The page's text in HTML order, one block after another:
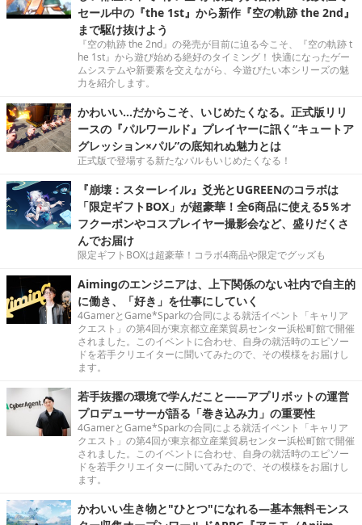
セール中の『the 1st』から新作『空の軌跡 the 2nd』
まで駆け抜けよう
『空の軌跡 the 2nd』の発売が目前に迫る今こそ、『空の軌跡 t
he 1st』から遊び始める絶好のタイミング！ 快適になったゲー
ムシステムや新要素を交えながら、今遊びたい本シリーズの魅
力を紹介します。
かわいい…だからこそ、いじめたくなる。正式版リリ
ースの『パルワールド』プレイヤーに訊く“キュートア
グレッション×パル”の底知れぬ魅力とは
正式版で登場する新たなパルもいじめたくなる！
『崩壊：スターレイル』爻光とUGREENのコラボは
「限定ギフトBOX」が超豪華！全6商品に使える5％オ
フクーポンやコスプレイヤー撮影会など、盛りだくさ
んでお届け
限定ギフトBOXは超豪華！コラボ4商品や限定でグッズも
Aimingのエンジニアは、上下関係のない社内で自主的
に働き、「好き」を仕事にしていく
4GamerとGame*Sparkの合同による就活イベント「キャリア
クエスト」の第4回が東京都立産業貿易センター浜松町館で開催
されました。このイベントに合わせ、自身の就活時のエピソー
ドを若手クリエイターに聞いてみたので、その模様をお届けし
ます。
若手抜擢の環境で学んだこと――アプリボットの運営
プロデューサーが語る「巻き込み力」の重要性
4GamerとGame*Sparkの合同による就活イベント「キャリア
クエスト」の第4回が東京都立産業貿易センター浜松町館で開催
されました。このイベントに合わせ、自身の就活時のエピソー
ドを若手クリエイターに聞いてみたので、その模様をお届けし
ます。
かわいい生き物と"ひとつ"になれる―基本無料モンス